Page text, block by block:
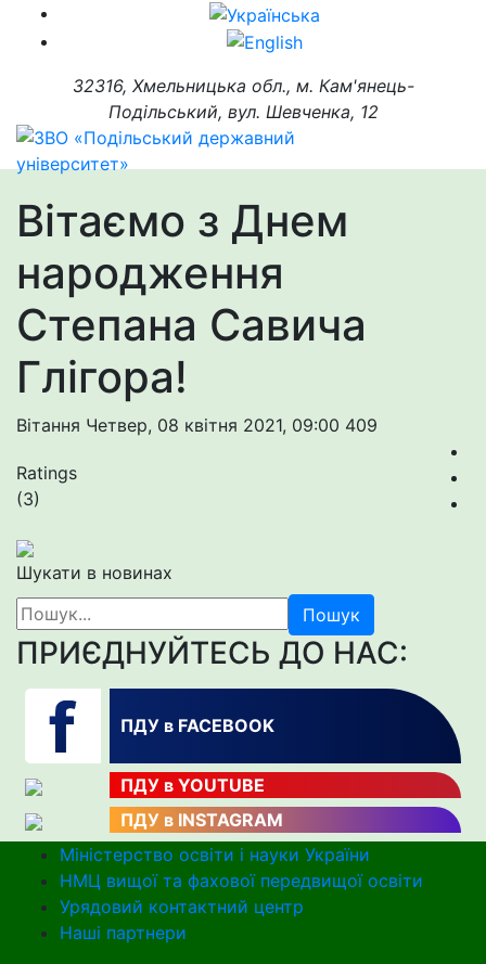
32316, Хмельницька обл., м. Кам'янець-
Подільський, вул. Шевченка, 12
Вітаємо з Днем
народження
Степана Савича
Глігора!
Вітання Четвер, 08 квітня 2021, 09:00 409
Ratings
(3)
Шукати в новинах
Пошук
ПРИЄДНУЙТЕСЬ ДО НАС:
ПДУ в FACEBOOK
ПДУ в YOUTUBE
ПДУ в INSTAGRAM
Міністерство освіти і науки України
НМЦ вищої та фахової передвищої освіти
Урядовий контактний центр
Наші партнери